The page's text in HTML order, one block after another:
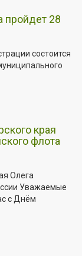
пройдет 28
состоится
края
флота
Олега
Уважаемые
с Днём